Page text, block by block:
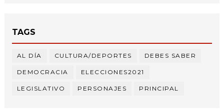
TAGS
AL DÍA CULTURA/DEPORTES DEBES SABER
DEMOCRACIA ELECCIONES2021
LEGISLATIVO PERSONAJES PRINCIPAL